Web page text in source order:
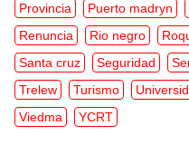
Provincia
Puerto madryn
Renuncia
Rio negro
Santa cruz
Seguridad
Trelew
Turismo
Viedma
YCRT